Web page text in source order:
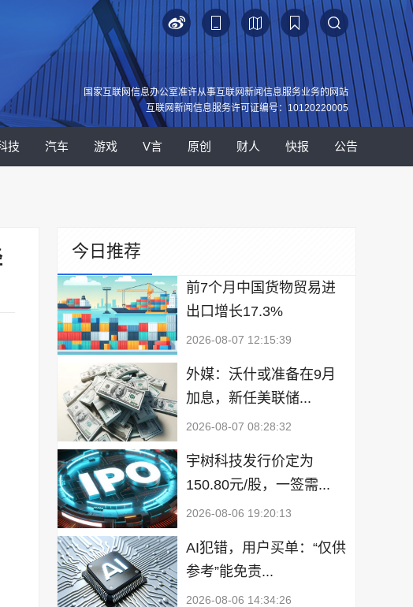
国家互联网信息办公室准许从事互联网新闻信息服务业务的网站
互联网新闻信息服务许可证编号：10120220005
技 汽车 游戏 V言 原创 财人 快报 公告
今日推荐
前7个月中国货物贸易进
出口增长17.3%
2026-08-07 12:15:39
外媒：沃什或准备在9月
加息，新任美联储...
2026-08-07 08:28:32
宇树科技发行价定为
150.80元/股，一签需...
2026-08-06 19:20:13
AI犯错，用户买单：“仅供
参考”能免责...
2026-08-06 14:34:26